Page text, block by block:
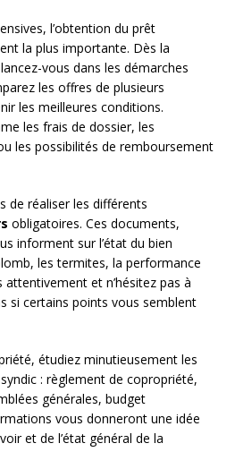
l’obtention du prêt
la plus importante. Dès la
vous dans les démarches
les offres de plusieurs
les meilleures conditions.
les frais de dossier, les
les possibilités de remboursement
de réaliser les différents
obligatoires. Ces documents,
informent sur l’état du bien
les termites, la performance
et n’hésitez pas à
si certains points vous semblent
étudiez minutieusement les
: règlement de copropriété,
générales, budget
vous donneront une idée
et de l’état général de la